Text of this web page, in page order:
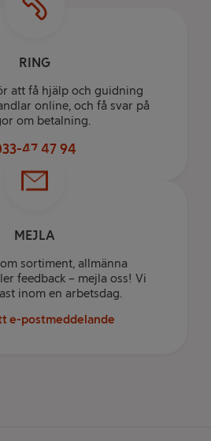
RING
att få hjälp och guidning
online, och få svar på
om betalning.
47 47 94
MEJLA
sortiment, allmänna
feedback – mejla oss! Vi
inom en arbetsdag.
e-postmeddelande